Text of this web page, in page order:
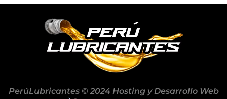
PerúLubricantes © 2024 Hosting y Desarrollo Web